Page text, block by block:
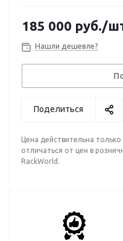
185 000 руб./
Нашли дешевле?
Поделиться
Цена действительна
отличаться от цен в
RackWorld.